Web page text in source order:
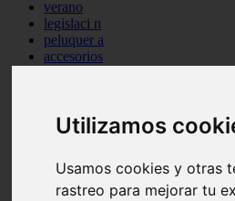
Utilizamos
Usamos cookies y otras
rastreo para mejorar tu
verano
legislaci n
peluquer a
accesorios
comportamiento
protagonistas
abandono
adopci n